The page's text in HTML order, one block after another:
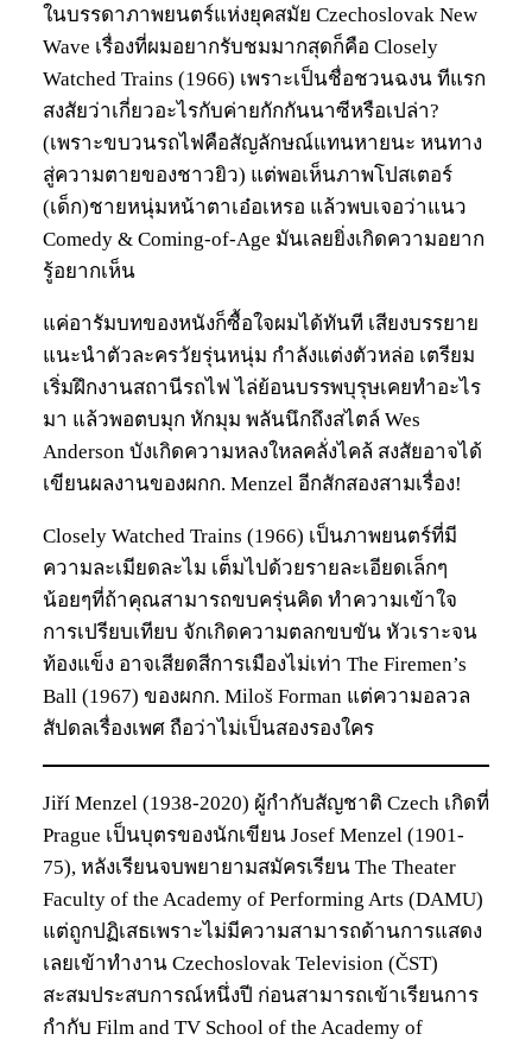
ในบรรดาภาพยนตร์แห่งยุคสมัย Czechoslovak New
Wave เรื่องที่ผมอยากรับชมมากสุดก็คือ Closely
Watched Trains (1966) เพราะเป็นชื่อชวนฉงน ทีแรก
สงสัยว่าเกี่ยวอะไรกับค่ายกักกันนาซีหรือเปล่า?
(เพราะขบวนรถไฟคือสัญลักษณ์แทนหายนะ หนทาง
สู่ความตายของชาวยิว) แต่พอเห็นภาพโปสเตอร์
(เด็ก)ชายหนุ่มหน้าตาเอ๋อเหรอ แล้วพบเจอว่าแนว
Comedy & Coming-of-Age มันเลยยิ่งเกิดความอยาก
รู้อยากเห็น
แค่อารัมบทของหนังก็ซื้อใจผมได้ทันที เสียงบรรยาย
แนะนำตัวละครวัยรุ่นหนุ่ม กำลังแต่งตัวหล่อ เตรียม
เริ่มฝึกงานสถานีรถไฟ ไล่ย้อนบรรพบุรุษเคยทำอะไร
มา แล้วพอตบมุก หักมุม พลันนึกถึงสไตล์ Wes
Anderson บังเกิดความหลงใหลคลั่งไคล้ สงสัยอาจได้
เขียนผลงานของผกก. Menzel อีกสักสองสามเรื่อง!
Closely Watched Trains (1966) เป็นภาพยนตร์ที่มี
ความละเมียดละไม เต็มไปด้วยรายละเอียดเล็กๆ
น้อยๆที่ถ้าคุณสามารถขบครุ่นคิด ทำความเข้าใจ
การเปรียบเทียบ จักเกิดความตลกขบขัน หัวเราะจน
ท้องแข็ง อาจเสียดสีการเมืองไม่เท่า The Firemen’s
Ball (1967) ของผกก. Miloš Forman แต่ความอลวล
สัปดลเรื่องเพศ ถือว่าไม่เป็นสองรองใคร
Jiří Menzel (1938-2020) ผู้กำกับสัญชาติ Czech เกิดที่
Prague เป็นบุตรของนักเขียน Josef Menzel (1901-
75), หลังเรียนจบพยายามสมัครเรียน The Theater
Faculty of the Academy of Performing Arts (DAMU)
แต่ถูกปฏิเสธเพราะไม่มีความสามารถด้านการแสดง
เลยเข้าทำงาน Czechoslovak Television (ČST)
สะสมประสบการณ์หนึ่งปี ก่อนสามารถเข้าเรียนการ
กำกับ Film and TV School of the Academy of